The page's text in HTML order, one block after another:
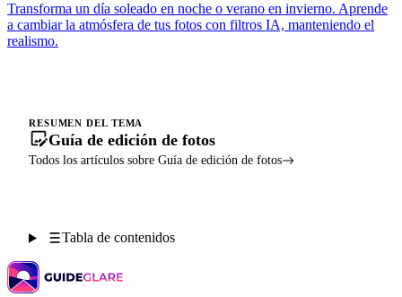
Transforma un día soleado en noche o verano en invierno. Aprende
a cambiar la atmósfera de tus fotos con filtros IA, manteniendo el
realismo.
RESUMEN DEL TEMA
Guía de edición de fotos
Todos los artículos sobre Guía de edición de fotos
Tabla de contenidos